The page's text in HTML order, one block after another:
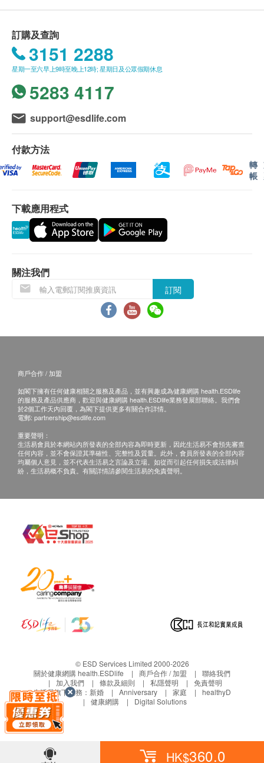
的原材料亦已通過農藥殘留量、重金屬含量及微生物
檢測。由GMP／cGMP認證廠房生產的產品品質上
盛，百分百適合毛孩食用，主人們大可放心。
本產品提煉自天然小紅莓，每粒含36:1高濃度小紅莓
精華，相等於18,000毫克小紅莓。本配方不含糖分，
專為保護狗隻的泌尿道系統健康而製。小紅莓有抗炎
抗菌功效，能平衡尿道內的酸鹼值，減少細菌滋生或
多酚和類黃酮，尤其是抗氧化物前花青素，能強化免
疫系統，抑制癌細胞形成；延緩老化，增強犬隻記憶
力、平衡力和協調力；更能鞏固牙齒及牙齦，預防蛀
產地
特性及功效
促進排尿順暢，沖走尿道細菌
高效抗氧化，保護身體免受自由基破壞
保護雙眼，提升視力
減緩高齡犬退化，維持腦部活力
對抗潰瘍，如胃潰瘍和牙周病
服法
10-80磅: 每日1次，每次1粒
80磅以上: 每日2次，每次1粒
1. 將膠囊直接放於犬隻口中吞服 或
3. 拆開膠囊將粉末溶和於適量清水(約6cc)，再以
儲存
置於陰涼乾燥處，遠離兒童及寵物。
注意
建議不要餵服超過每日建議劑量。若犬隻不舒服或正
在服食藥物，服用本產品前請先諮詢獸醫意見。如果
我們將於確定訂單後3-5個工作天內安排發貨。
不排除運送時間會因節日而有所影響。當八號烈風
訊號懸掛或黑色暴雨警告生效時，送貨服務時間將
會延遲。
所有訂單須視乎相關貨品的供應情況再作最後確
單上的貨品，健康網購health.ESDlife有權拒絕接
受該訂單，並且會於送貨前透過電話或電郵通知顧
客再作安排。
應最少有9個月或以上。
退換條款：
有損毀情況，一經確認簽收，恕不接受退換。
退換產品必須包裝完整，如退換之產品有任何殘缺
或過期退回，供應商有權不受理。
如有其他損壞或遺漏查詢，顧客必須保留有效收據
正本，並於送貨後3個工作天內按下列方式聯絡 健
HK$360.0
訂購及查詢
3151 2288
星期一至六早上9時至晚上12時; 星期日及公眾假期休息
5283 4117
support@esdlife.com
付款方法
轉
帳
下載應用程式
關注我們
訂閱
商戶合作 / 加盟
如閣下擁有任何健康相關之服務及產品，並有興趣成為健康網購 health.ESDlife
的服務及產品供應商，歡迎與健康網購 health.ESDlife業務發展部聯絡。我們會
於2個工作天內回覆，為閣下提供更多有關合作詳情。
電郵: partnership@esdlife.com
重要聲明：
生活易會員於本網站內所發表的全部內容為即時更新，因此生活易不會預先審查
任何內容，並不會保證其準確性、完整性及質量。此外，會員所發表的全部內容
均屬個人意見，並不代表生活易之言論及立場。如從而引起任何損失或法律糾
紛，生活易概不負責。有關詳情請參閱生活易的免責聲明。
© ESD Services Limited 2000-2026
關於健康網購 health.ESDlife
商戶合作 / 加盟
聯絡我們
加入我們
條款及細則 私隱聲明
免責聲明
生活易旗下業務： 新婚 Anniversary 家庭
healthyD
健康網購
Digital Solutions